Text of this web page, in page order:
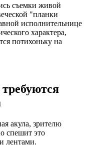
съемки живой
"планки
исполнительнице
характера,
потихоньку на
акула, зрителю
спешит это
лентами.